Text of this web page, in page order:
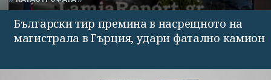
Български тир премина в насрещното на
магистрала в Гърция, удари фатално камион